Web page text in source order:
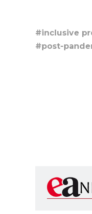
#inclusive
#post-